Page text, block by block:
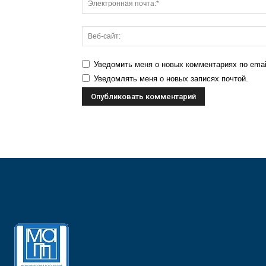
Уведомить меня о новых комментариях по
Уведомлять меня о новых записях почтой.